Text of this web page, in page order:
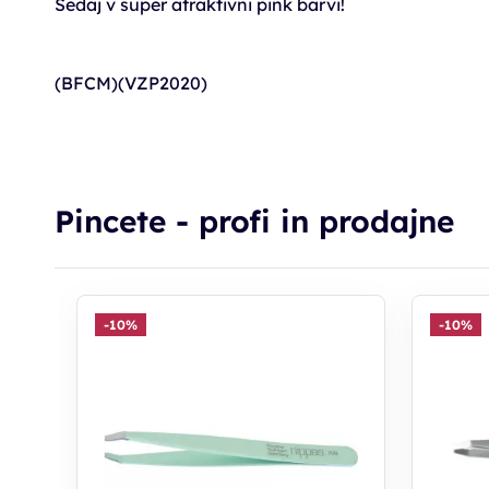
Sedaj v super atraktivni pink barvi!
(BFCM)(VZP2020)
Pincete - profi in prodajne
-10% -10%